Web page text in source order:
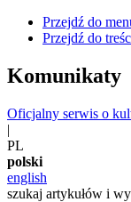
Przejdź do
Przejdź do
Komunikaty
Oficjalny serwis o
|
PL
polski
english
szukaj artykułów i